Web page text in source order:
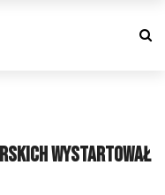
wystartował